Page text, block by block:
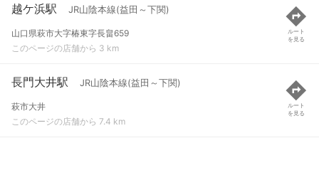
越ケ浜駅 JR山陰本線(益田～下関)
山口県萩市大字椿東字長畠659
このページの店舗から 3 km
ルート
を見る
長門大井駅 JR山陰本線(益田～下関)
萩市大井
このページの店舗から 7.4 km
ルート
を見る